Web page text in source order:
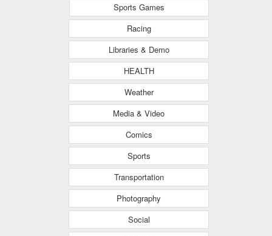
Sports Games
Racing
Libraries & Demo
HEALTH
Weather
Media & Video
Comics
Sports
Transportation
Photography
Social